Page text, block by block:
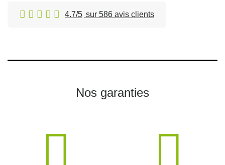
4.7/5 sur 586 avis clients
Nos garanties